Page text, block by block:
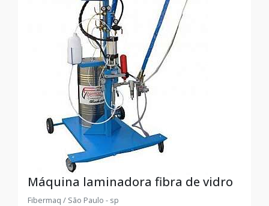
Máquina laminadora fibra de vidro
Fibermaq / São Paulo - sp